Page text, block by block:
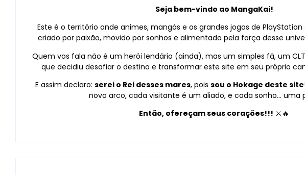
Seja bem-vindo ao MangaKai!
Este é o território onde animes, mangás e os grandes jogos de
criado por paixão, movido por sonhos e alimentado pela força desse
Quem vos fala não é um herói lendário (ainda), mas um simples fã, um
que decidiu desafiar o destino e transformar este site em seu próprio
E assim declaro: serei o Rei desses mares, pois sou o Hokage deste site
novo arco, cada visitante é um aliado, e cada sonho… uma
Então, ofereçam seus corações!!! ⚔️🔥